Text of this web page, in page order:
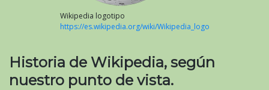
Wikipedia logotipo
https://es.wikipedia.org/wiki/Wikipedia_logo
Historia de Wikipedia, según
nuestro punto de vista.